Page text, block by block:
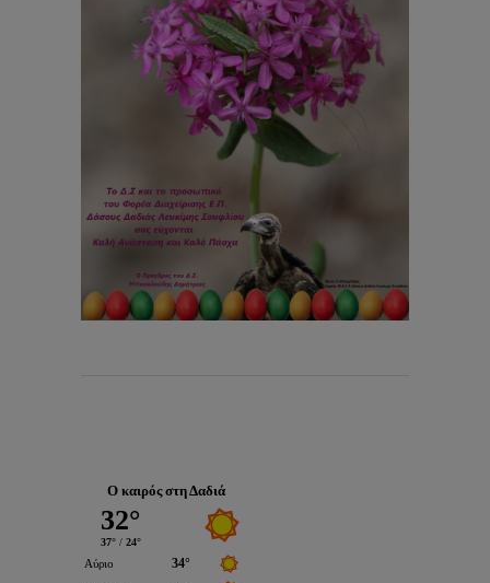
Ο καιρός στη Δαδιά